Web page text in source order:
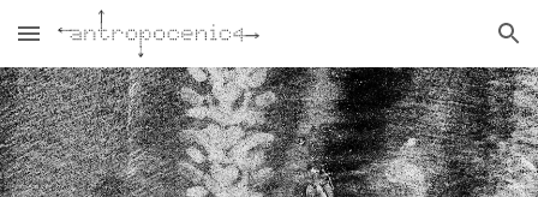
Skip to main content Skip to navigation